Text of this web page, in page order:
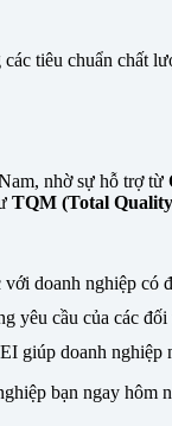
tiêu chuẩn chất
nhờ sự hỗ trợ từ
TQM (Total
doanh nghiệp
yêu cầu của các
giúp doanh nghiệp
bạn ngay hôm